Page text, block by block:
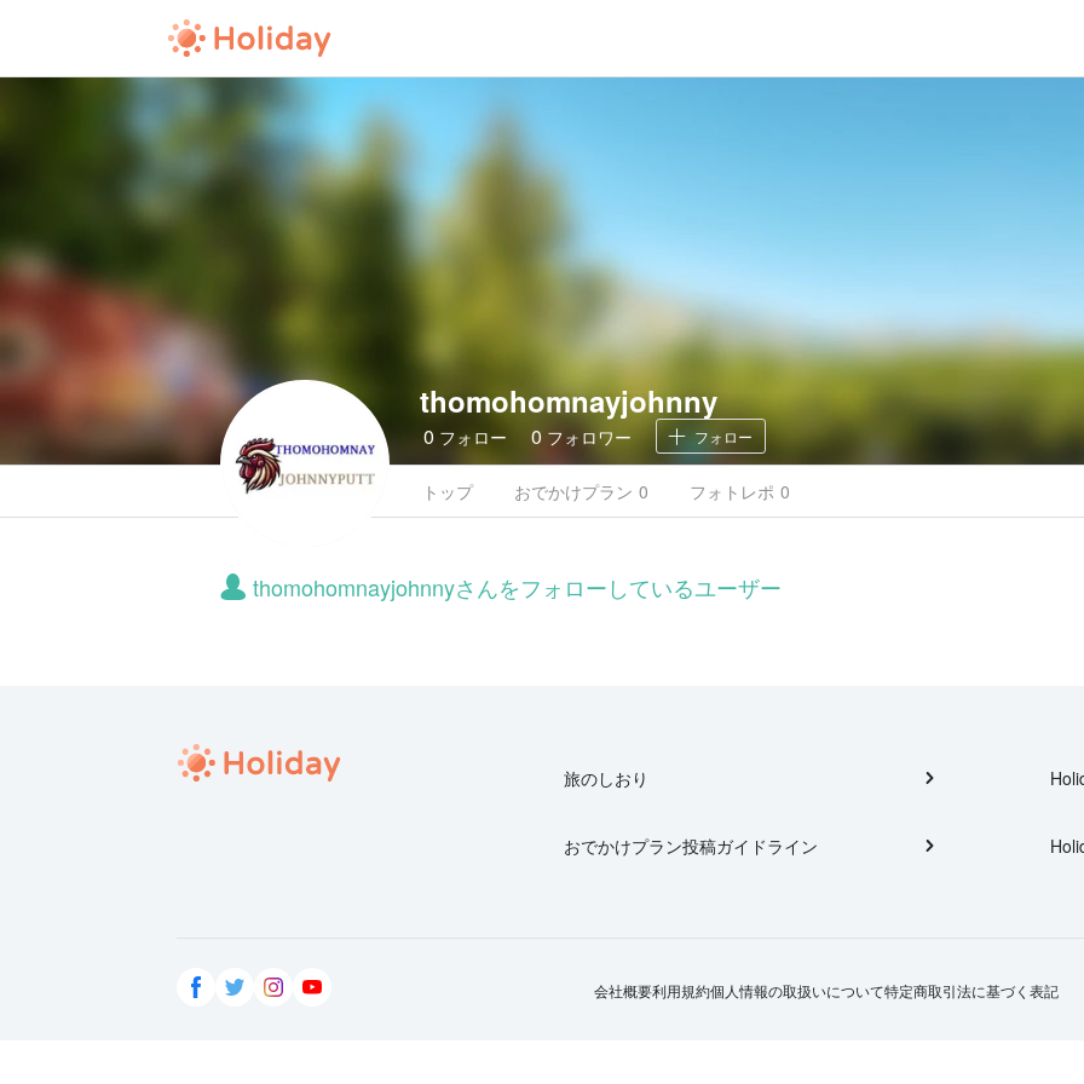
thomohomnayjohnny
0 フォロー 0 フォロワー フォロー
トップ おでかけプラン 0 フォトレポ 0
thomohomnayjohnnyさんをフォローしているユーザー
旅のしおり
おでかけプラン投稿ガイドライン
会社概要利用規約個人情報の取扱いについて特定商取引法に基づく表記